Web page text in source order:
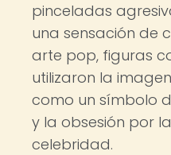
pinceladas
una sensación de
arte pop, figuras
utilizaron la
como un símbolo
y la obsesión por
celebridad.